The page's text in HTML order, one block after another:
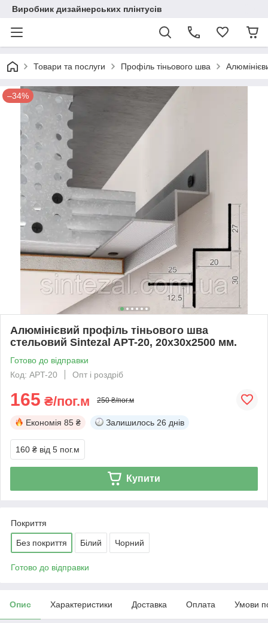
Виробник дизайнерських плінтусів
Товари та послуги Профіль тіньового шва
–34%
Алюмінієвий профіль тіньового шва
стельовий Sintezal APT-20, 20х30х2500 мм.
Готово до відправки
Код: APT-20
Опт і роздріб
165 ₴/пог.м 250 ₴/пог.м
Економія 85 ₴ Залишилось 26 днів
160 ₴ від 5 пог.м
Купити
Покриття
Без покриття Білий Чорний
Готово до відправки
Опис Характеристики Доставка Оплата Умови